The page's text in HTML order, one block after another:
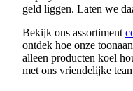
geld liggen. Laten we
Bekijk ons assortiment
ontdek hoe onze
alleen producten koel
met ons vriendelijke